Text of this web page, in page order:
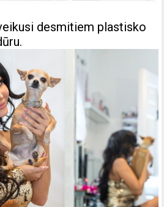
desmitiem plastisko